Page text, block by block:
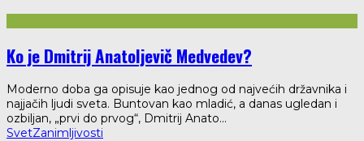
Ko je Dmitrij Anatoljevič Medvedev?
Moderno doba ga opisuje kao jednog od najvećih državnika i
najjačih ljudi sveta. Buntovan kao mladić, a danas ugledan i
ozbiljan, „prvi do prvog“, Dmitrij Anato...
SvetZanimljivosti